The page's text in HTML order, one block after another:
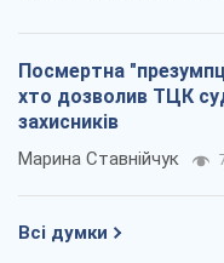
Посмертна
хто дозволив ТЦК
захисників
Марина Ставнійчук
Всі думки